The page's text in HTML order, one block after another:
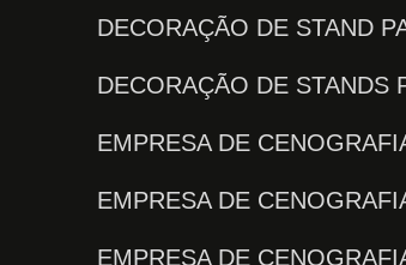
DECORAÇÃO DE STAND
DECORAÇÃO DE
EMPRESA DE
EMPRESA DE
EMPRESA DE